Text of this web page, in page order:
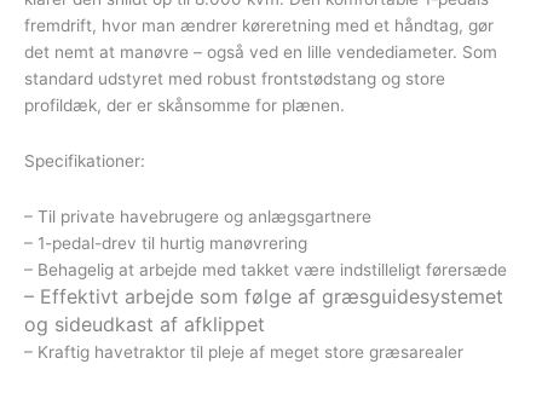
fremdrift, hvor man ændrer køreretning med et håndtag, gør
det nemt at manøvre – også ved en lille vendediameter. Som
standard udstyret med robust frontstødstang og store
profildæk, der er skånsomme for plænen.
Specifikationer:
– Til private havebrugere og anlægsgartnere
– 1-pedal-drev til hurtig manøvrering
– Behagelig at arbejde med takket være indstilleligt førersæde
– Effektivt arbejde som følge af græsguidesystemet
og sideudkast af afklippet
– Kraftig havetraktor til pleje af meget store græsarealer